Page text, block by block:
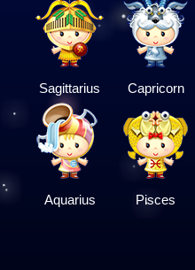
Sagittarius Capricorn
Aquarius Pisces